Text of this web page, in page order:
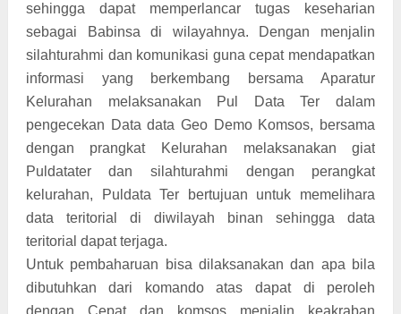
sehingga dapat memperlancar tugas keseharian
sebagai Babinsa di wilayahnya. Dengan menjalin
silahturahmi dan komunikasi guna cepat mendapatkan
informasi yang berkembang bersama Aparatur
Kelurahan melaksanakan Pul Data Ter dalam
pengecekan Data data Geo Demo Komsos, bersama
dengan prangkat Kelurahan melaksanakan giat
Puldatater dan silahturahmi dengan perangkat
kelurahan, Puldata Ter bertujuan untuk memelihara
data teritorial di diwilayah binan sehingga data
teritorial dapat terjaga.
Untuk pembaharuan bisa dilaksanakan dan apa bila
dibutuhkan dari komando atas dapat di peroleh